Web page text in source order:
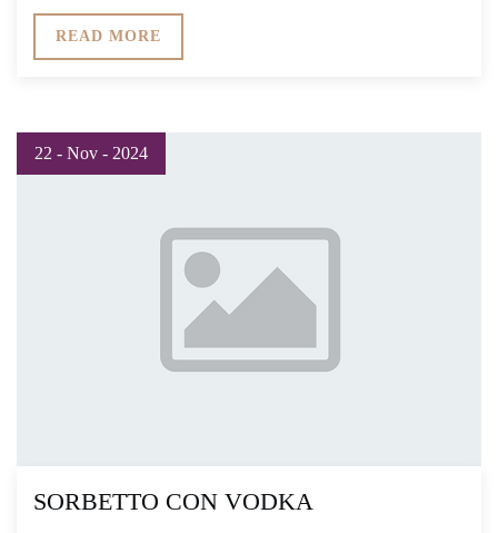
READ MORE
22 - Nov - 2024
SORBETTO CON VODKA